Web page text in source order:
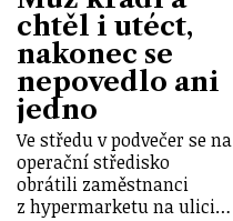
chtěl i utéct,
nakonec se
nepovedlo ani
jedno
Ve středu v podvečer se na
operační středisko
obrátili zaměstnanci
z hypermarketu na ulici…